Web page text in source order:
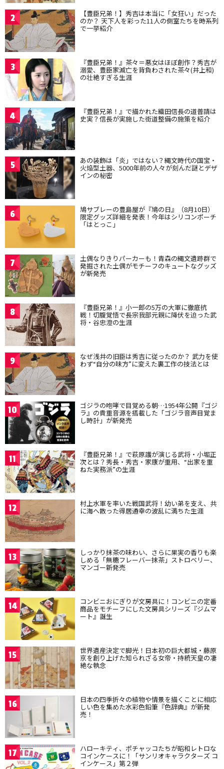
2 【豊臣兄弟！】秀吉は本当に「女狂い」だった
のか？ 天下人を彩った11人の側室たちを時系列
で一挙紹介
3 『豊臣兄弟！』茶々＝悪女はほぼ創作？秀吉が
溺愛、豊臣家滅亡を背負わされた茶々(井上和)
の壮絶すぎる生涯
4 『豊臣兄弟！』で描かれた織田信長の道普請は
史実？信長が実施した街道整備の施策を紹介
5 あの装飾は「炎」ではない？縄文時代の国宝・
火焔型土器、5000年前の人々が刻んだ謎とデザ
インの秘密
6 鳩サブレーの豊島屋が『鳩の日』（8月10日）
限定グッズ詳細を発表！今年はシリコンポーチ
「はとっこ」
7 土偶なりきりパーカーも！青森の縄文遺跡群で
発掘された土偶がモチーフのキュートなグッズ
が新発売
8 『豊臣兄弟！』小一郎の5万の大軍に徹底抗
戦！切腹覚悟で長宗我部元親に降伏を迫った武
将・谷忠澄の生涯
9 なぜ浅井の旧臣は秀吉に従ったのか？ 武力を使
わず“自分の味方”に変えた裏工作の技法とは
10 ゴジラの咆哮で目覚める朝…1954年公開『ゴジ
ラ』の貴重音源を搭載した「ゴジラ音声目覚ま
し時計」が新発売
11 『豊臣兄弟！』で萩原護が演じる武将・小堀正
次とは？秀長・秀吉・家康が重用、“出家を重
ねた実務派”の生涯
12 村上水軍を率いた戦国武将！幼い弟を支え、共
に海へ散った得居通幸の波乱に満ちた生涯
13 しっかり抹茶の味わい、さらに果実の香りも楽
しめる「無糖フレーバー抹茶」ストロベリー、
マンゴー新発売
14 コンビニおにぎりが文房具に！コンビニの定番
商品をモチーフにした文房具シリーズ『ジムマ
ート』誕生
15 世界遺産決定で脚光！日本初の巨大都城・藤原
京を創り上げた知られざる女帝・持統天皇の凄
絶な執念
16 日本の四季折々の植物や情景を描くことに相応
しい色を集めた水彩色鉛筆『色辞典』が新発
売！
17 ハローキティ、ポチャッコたちが昭和レトロな
コインケースに！「サンリオキャラクターズ コ
インケース」第２弾